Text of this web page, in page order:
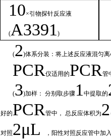
10×引物探针反应液
(A3391)
(2)体系分装：将上述反应液混匀
PCR仪适用的PCR管
(3)加样： 分别取步骤1 中提取的
好的PCR管中， 总反应体积为
对照2μL ，阳性对照反应管中加